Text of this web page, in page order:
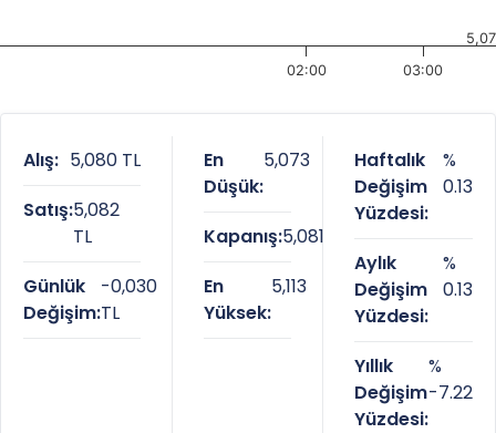
02:00 03:00
5,07
Alış: 5,080 TL
Satış:5,082
TL
Günlük
Değişim:
-0,030
TL
En
Düşük:
5,073
Kapanış:5,081
En
Yüksek:
5,113
Haftalık
Değişim
Yüzdesi:
%
0.13
Aylık
Değişim
Yüzdesi:
%
0.13
Yıllık
Değişim
Yüzdesi:
%
-7.22